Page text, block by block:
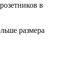
в
размера